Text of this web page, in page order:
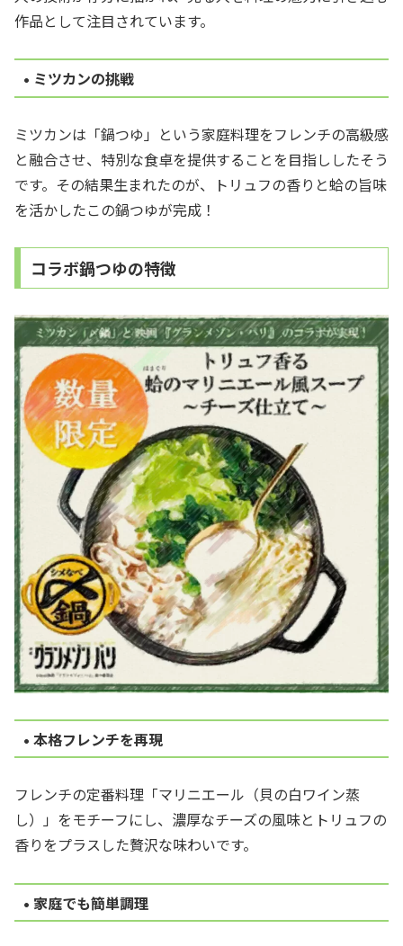
作品として注目されています。
• ミツカンの挑戦
ミツカンは「鍋つゆ」という家庭料理をフレンチの高級感
と融合させ、特別な食卓を提供することを目指ししたそう
です。その結果生まれたのが、トリュフの香りと蛤の旨味
を活かしたこの鍋つゆが完成！
コラボ鍋つゆの特徴
• 本格フレンチを再現
フレンチの定番料理「マリニエール（貝の白ワイン蒸
し）」をモチーフにし、濃厚なチーズの風味とトリュフの
香りをプラスした贅沢な味わいです。
• 家庭でも簡単調理